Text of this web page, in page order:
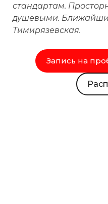
стандартам.
душевыми.
Тимирязевская.
Запись на